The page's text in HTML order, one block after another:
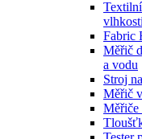
vlhkosti
Fabric
Měřič
a vodu
Stroj
Měřič
Měřiče